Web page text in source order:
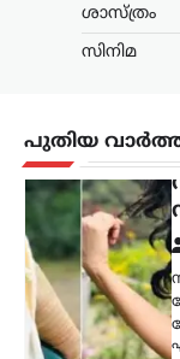
ശാസ്ത്രം
സിനിമ
പുതിയ